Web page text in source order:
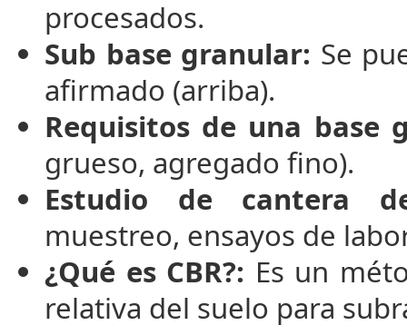
procesados.
Sub base granular: Se
afirmado (arriba).
Requisitos de una base
grueso, agregado fino).
Estudio de cantera
muestreo, ensayos de
¿Qué es CBR?: Es un
relativa del suelo para